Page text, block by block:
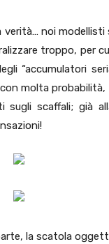
verità… noi
troppo, per
“accumulatori
molta
sugli scaffali; già
la scatola